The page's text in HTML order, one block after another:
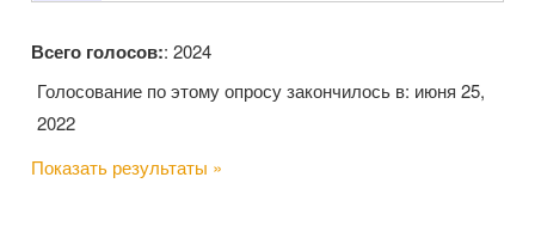
Всего голосов:: 2024
Голосование по этому опросу закончилось в: июня 25,
2022
Показать результаты »